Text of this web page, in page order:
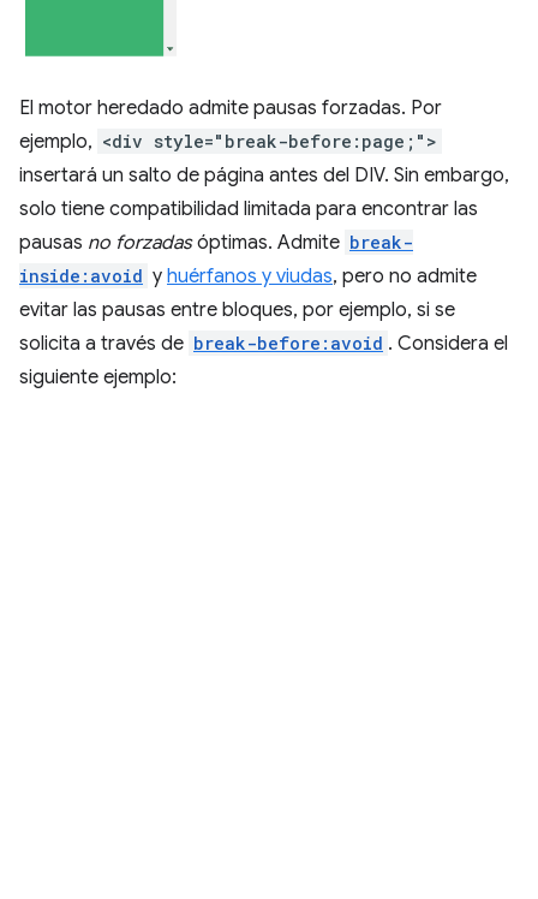
El motor heredado admite pausas forzadas. Por
ejemplo, <div style="break-before:page;">
insertará un salto de página antes del DIV. Sin embargo,
solo tiene compatibilidad limitada para encontrar las
pausas no forzadasóptimas. Admite break-
inside:avoid y huérfanos y viudas, pero no admite
evitar las pausas entre bloques, por ejemplo, si se
solicita a través de break-before:avoid . Considera el
siguiente ejemplo: